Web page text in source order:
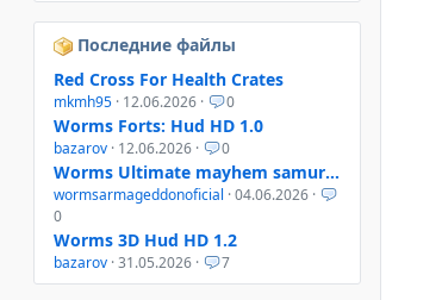
Последние файлы
Red Cross For Health Crates
mkmh95 · 12.06.2026 · 0
Worms Forts: Hud HD 1.0
bazarov · 12.06.2026 · 0
Worms Ultimate mayhem samurai helmet
wormsarmageddonoficial · 04.06.2026 ·
0
Worms 3D Hud HD 1.2
bazarov · 31.05.2026 · 7